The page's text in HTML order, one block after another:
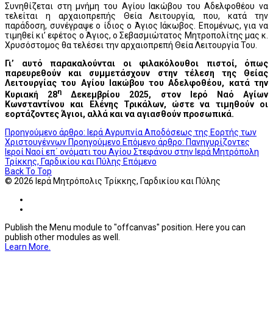
Συνηθίζεται στη μνήμη του Αγίου Ιακώβου του Αδελφοθέου να
τελείται η αρχαιοπρεπής Θεία Λειτουργία, που, κατά την
παράδοση, συνέγραψε ο ίδιος ο Άγιος Ιάκωβος. Επομένως, για να
τιμηθεί κι’ εφέτος ο Άγιος, ο Σεβασμιώτατος Μητροπολίτης μας κ.
Χρυσόστομος θα τελέσει την αρχαιοπρεπή Θεία Λειτουργία Του.
Γι’ αυτό παρακαλούνται οι φιλακόλουθοι πιστοί, όπως
παρευρεθούν και συμμετάσχουν στην τέλεση της Θείας
Λειτουργίας του Αγίου Ιακώβου του Αδελφοθέου, κατά την
Κυριακή 28η Δεκεμβρίου 2025, στον Ιερό Ναό Αγίων
Κωνσταντίνου και Ελένης Τρικάλων, ώστε να τιμηθούν οι
εορτάζοντες Άγιοι, αλλά και να αγιασθούν προσωπικά.
Προηγούμενο άρθρο: Ιερά Αγρυπνία Αποδόσεως της Εορτής των
Χριστουγέννων Προηγούμενο Επόμενο άρθρο: Πανηγυρίζοντες
Ιεροί Ναοί επ΄ ονόματι του Αγίου Στεφάνου στην Ιερά Μητρόπολη
Τρίκκης, Γαρδικίου και Πύλης Επόμενο
Back To Top
© 2026 Ιερά Μητρόπολις Τρίκκης, Γαρδικίου και Πύλης
Publish the Menu module to "offcanvas" position. Here you can
publish other modules as well.
Learn More.